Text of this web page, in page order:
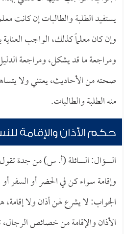
يستفيد الطلبة والطالبات إن كانت
وإن كان معلماً كذلك، الواجب
ومراجعة ما قد يشكل، ومراجعة
صحته من الأحاديث، يعتني ولا
منه الطلبة والطالبات.
حكم الأذان والإقامة
السؤال: السائلة (أ. س) من جدة
وإقامة سواء كن في الحضر أو السفر أو
الجواب: لا يشرع لهن أذان ولا
الأذان والإقامة من خصائص